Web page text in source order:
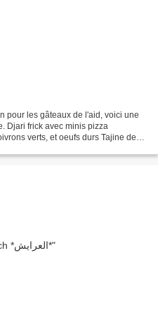
pour les gâteaux de l'aid, voici une
Djari frick avec minis pizza
verts, et oeufs durs Tajine de